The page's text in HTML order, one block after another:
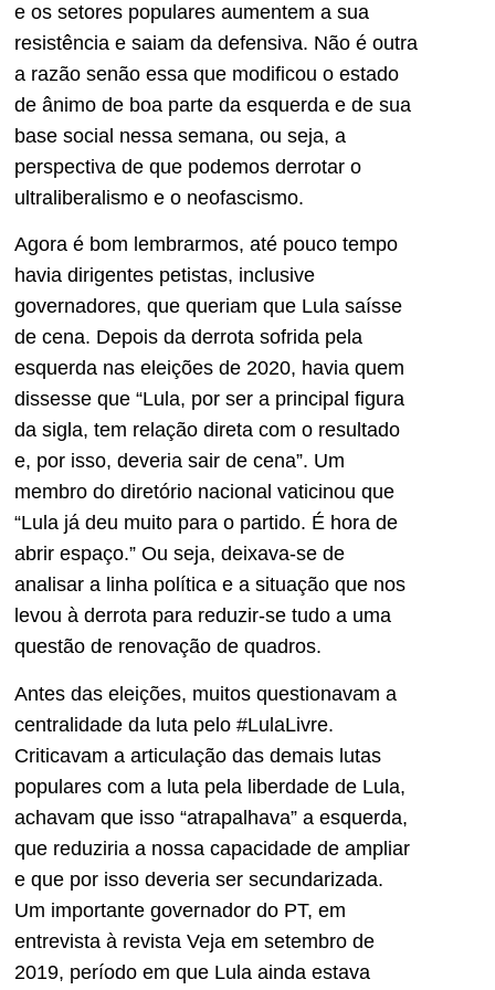
e os setores populares aumentem a sua
resistência e saiam da defensiva. Não é outra
a razão senão essa que modificou o estado
de ânimo de boa parte da esquerda e de sua
base social nessa semana, ou seja, a
perspectiva de que podemos derrotar o
ultraliberalismo e o neofascismo.
Agora é bom lembrarmos, até pouco tempo
havia dirigentes petistas, inclusive
governadores, que queriam que Lula saísse
de cena. Depois da derrota sofrida pela
esquerda nas eleições de 2020, havia quem
dissesse que “Lula, por ser a principal figura
da sigla, tem relação direta com o resultado
e, por isso, deveria sair de cena”. Um
membro do diretório nacional vaticinou que
“Lula já deu muito para o partido. É hora de
abrir espaço.” Ou seja, deixava-se de
analisar a linha política e a situação que nos
levou à derrota para reduzir-se tudo a uma
questão de renovação de quadros.
Antes das eleições, muitos questionavam a
centralidade da luta pelo #LulaLivre.
Criticavam a articulação das demais lutas
populares com a luta pela liberdade de Lula,
achavam que isso “atrapalhava” a esquerda,
que reduziria a nossa capacidade de ampliar
e que por isso deveria ser secundarizada.
Um importante governador do PT, em
entrevista à revista Veja em setembro de
2019, período em que Lula ainda estava